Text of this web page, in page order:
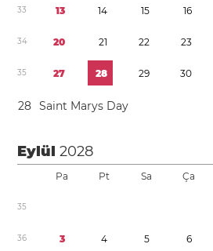
33 13 14 15 16
34 20 21 22 23
35 27 28 29 30
28 Saint Marys Day
Eylül2028
Pa Pt Sa Ça
35
36 3 4 5 6